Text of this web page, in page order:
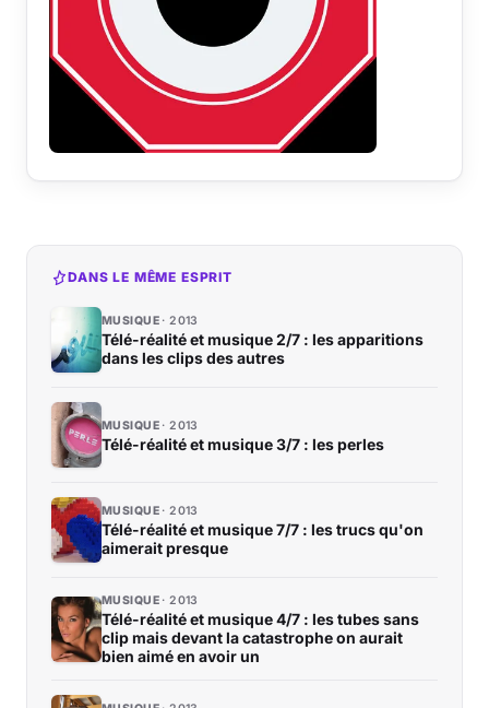
DANS LE MÊME ESPRIT
MUSIQUE 2013
Télé-réalité et musique 2/7 : les apparitions
dans les clips des autres
MUSIQUE 2013
Télé-réalité et musique 3/7 : les perles
MUSIQUE 2013
Télé-réalité et musique 7/7 : les trucs qu'on
aimerait presque
MUSIQUE 2013
Télé-réalité et musique 4/7 : les tubes sans
clip mais devant la catastrophe on aurait
bien aimé en avoir un